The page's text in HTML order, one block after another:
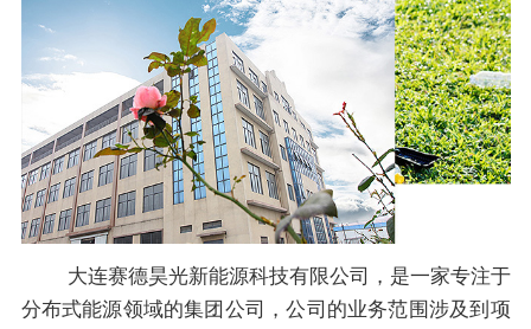
大连赛德昊光新能源科技有限公司，是一家专注于
分布式能源领域的集团公司，公司的业务范围涉及到项